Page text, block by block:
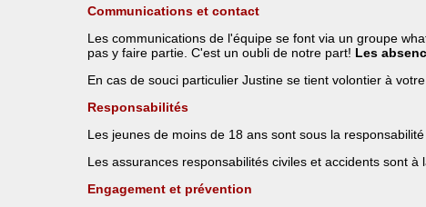
Communications et contact
Les communications de l'équipe se font via un groupe
pas y faire partie. C'est un oubli de notre part! Les
En cas de souci particulier Justine se tient volontier à
Responsabilités
Les jeunes de moins de 18 ans sont sous la
Les assurances responsabilités civiles et accidents sont
Engagement et prévention